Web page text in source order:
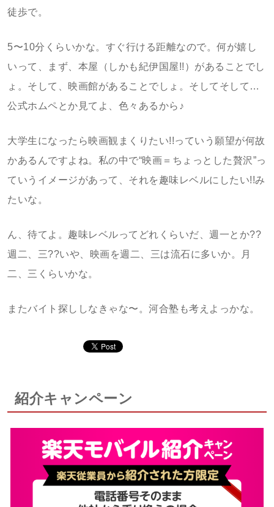
徒歩で。
5〜10分くらいかな。すぐ行ける距離なので。何が嬉し
いって、まず、本屋（しかも紀伊国屋!!）があることでし
ょ。そして、映画館があることでしょ。そしてそして…
公式ホムペとか見てよ、色々あるから♪
大学生になったら映画観まくりたい!!っていう願望が何故
かあるんですよね。私の中で“映画＝ちょっとした贅沢”っ
ていうイメージがあって、それを趣味レベルにしたい!!み
たいな。
ん、待てよ。趣味レベルってどれくらいだ、週一とか??
週二、三??いや、映画を週二、三は流石に多いか。月
二、三くらいかな。
またバイト探ししなきゃな〜。河合塾も考えよっかな。
紹介キャンペーン